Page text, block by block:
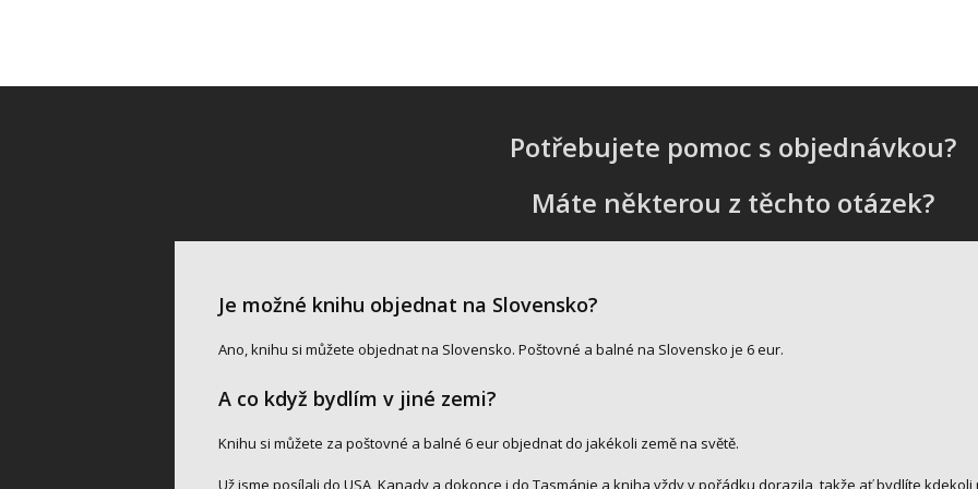
Potřebujete pomoc s objednávkou?
Máte některou z těchto otázek?
Je možné knihu objednat na Slovensko?
Ano, knihu si můžete objednat na Slovensko. Poštovné a balné na Slovensko je 6 eur.
A co když bydlím v jiné zemi?
Knihu si můžete za poštovné a balné 6 eur objednat do jakékoli země na světě.
Už jsme posílali do USA, Kanady a dokonce i do Tasmánie a kniha vždy v pořádku dorazila, takže ať bydlíte kdekoli